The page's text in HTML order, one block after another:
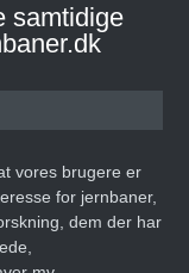
samtidige
vores brugere er
for jernbaner,
dem der har